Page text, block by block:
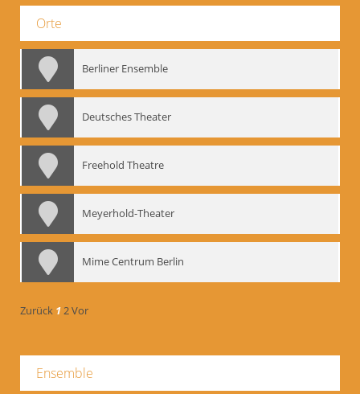
Orte
Berliner Ensemble
Deutsches Theater
Freehold Theatre
Meyerhold-Theater
Mime Centrum Berlin
Zurück 12Vor
Ensemble